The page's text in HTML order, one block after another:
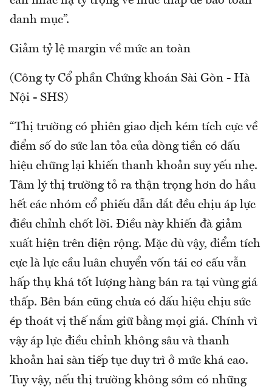
danh mục”.
Giảm tỷ lệ margin về mức an toàn
(Công ty Cổ phần Chứng khoán Sài Gòn - Hà
Nội - SHS)
“Thị trường có phiên giao dịch kém tích cực về
điểm số do sức lan tỏa của dòng tiền có dấu
hiệu chững lại khiến thanh khoản suy yếu nhẹ.
Tâm lý thị trường tỏ ra thận trọng hơn do hầu
hết các nhóm cổ phiếu dẫn dắt đều chịu áp lực
điều chỉnh chốt lời. Điều này khiến đà giảm
xuất hiện trên diện rộng. Mặc dù vậy, điểm tích
cực là lực cầu luân chuyển vốn tái cơ cấu vẫn
hấp thụ khá tốt lượng hàng bán ra tại vùng giá
thấp. Bên bán cũng chưa có dấu hiệu chịu sức
ép thoát vị thế nắm giữ bằng mọi giá. Chính vì
vậy áp lực điều chỉnh không sâu và thanh
khoản hai sàn tiếp tục duy trì ở mức khá cao.
Tuy vậy, nếu thị trường không sớm có những